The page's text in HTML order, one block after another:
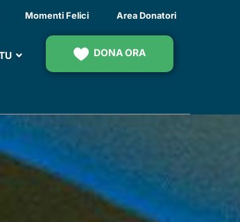
Momenti Felici Area Donatori
DONA ORA